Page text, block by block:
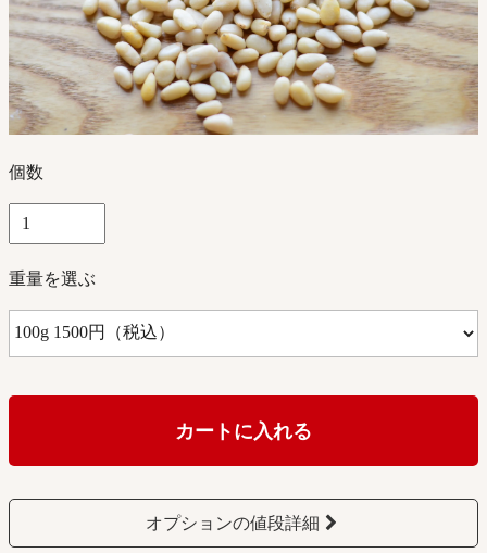
個数
重量を選ぶ
カートに入れる
オプションの値段詳細